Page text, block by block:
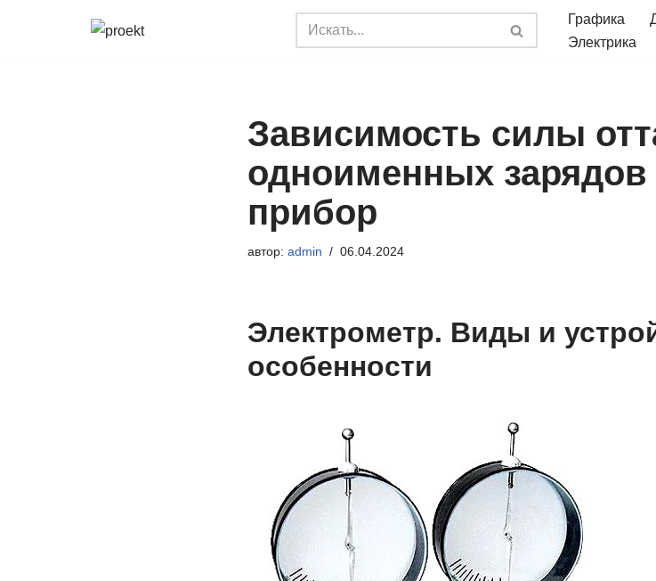
Графика
Электрика
Зависимость силы
одноименных
прибор
автор: admin 06.04.2024
Электрометр. Виды и
особенности